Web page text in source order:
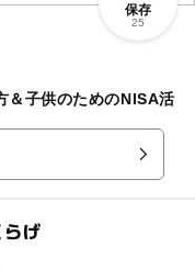
保存
25
＆子供のためのNISA活
げ